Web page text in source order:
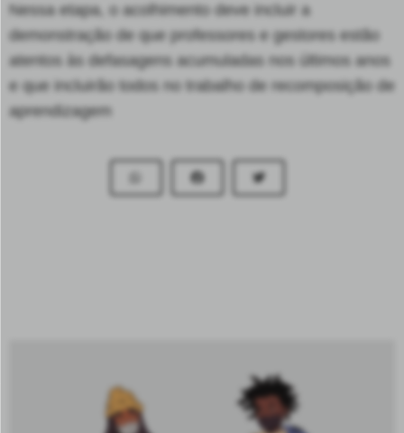
Nessa etapa, o acolhimento deve incluir a
demonstração de que professores e gestores estão
atentos às defasagens acumuladas nos últimos anos
e que incluirão todos no trabalho de recomposição de
aprendizagem